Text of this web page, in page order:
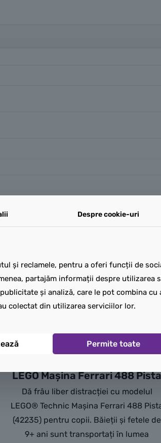
LEGO Mașina Ferrari 488
Dă frâu liber distracției cu modelul
LEGO® Technic Mașina Ferrari 488
(42235) pentru copii. Băieții și fetele de
9+ ani sunt transportați în lumea
Despre cookie-uri
și reclamele, pentru a oferi funcții de
partajăm informații despre utilizarea
și analiză, care le pot combina cu
colectat din utilizarea serviciilor lor.
Permite toate